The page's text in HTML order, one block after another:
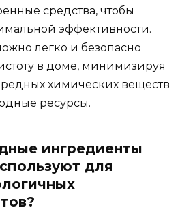
средства, чтобы
эффективности.
легко и безопасно
в доме, минимизируя
химических веществ
ресурсы.
ингредиенты
для